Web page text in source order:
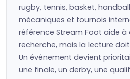
rugby, tennis, basket,
mécaniques et tournois
référence Stream Foot aide à
recherche, mais la lecture
Un événement devient
une finale, un derby, une